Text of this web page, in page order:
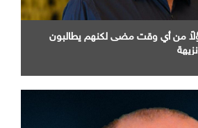
من أي وقت مضى لكنهم يطالبون